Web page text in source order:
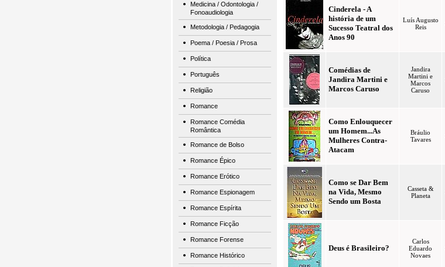
Medicina / Odontologia /
Fonoaudiologia
Metodologia / Pedagogia
Poema / Poesia / Prosa
Política
Português
Religião
Romance
Romance Comédia
Romântica
Romance de Bolso
Romance Épico
Romance Erótico
Romance Espionagem
Romance Espírita
Romance Ficção
Romance Forense
Romance Histórico
Cinderela - A
história de um
Sucesso Teatral dos
Anos 90
Luís Augusto
Reis
Comédias de
Jandira Martini e
Marcos Caruso
Jandira
Martini e
Marcos
Caruso
Como Enlouquecer
um Homem...As
Mulheres Contra-
Atacam
Bráulio
Tavares
Como se Dar Bem
na Vida, Mesmo
Sendo um Bosta
Casseta &
Planeta
Deus é Brasileiro?
Carlos
Eduardo
Novaes